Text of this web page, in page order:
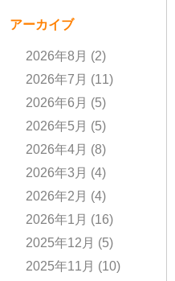
アーカイブ
2026年8月 (2)
2026年7月 (11)
2026年6月 (5)
2026年5月 (5)
2026年4月 (8)
2026年3月 (4)
2026年2月 (4)
2026年1月 (16)
2025年12月 (5)
2025年11月 (10)